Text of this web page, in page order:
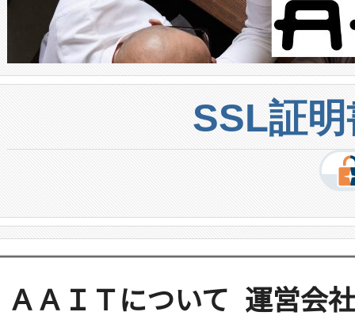
SSL証
ＡＡＩＴについて 運営会社